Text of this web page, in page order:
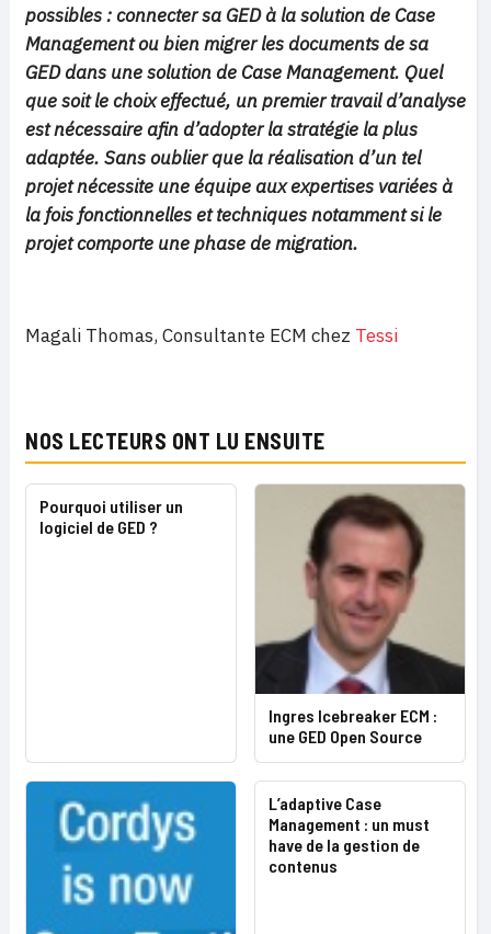
possibles : connecter sa GED à la solution de Case
Management ou bien migrer les documents de sa
GED dans une solution de Case Management. Quel
que soit le choix effectué, un premier travail d’analyse
est nécessaire afin d’adopter la stratégie la plus
adaptée. Sans oublier que la réalisation d’un tel
projet nécessite une équipe aux expertises variées à
la fois fonctionnelles et techniques notamment si le
projet comporte une phase de migration.
Magali Thomas, Consultante ECM chez Tessi
NOS LECTEURS ONT LU ENSUITE
Pourquoi utiliser un
logiciel de GED ?
Ingres Icebreaker ECM :
une GED Open Source
L’adaptive Case
Management : un must
have de la gestion de
contenus